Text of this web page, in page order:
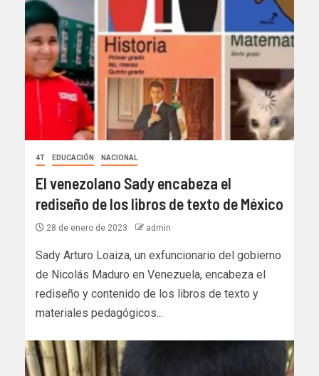
4T EDUCACIÓN NACIONAL
El venezolano Sady encabeza el
rediseño de los libros de texto de México
28 de enero de 2023 admin
Sady Arturo Loaiza, un exfuncionario del gobierno
de Nicolás Maduro en Venezuela, encabeza el
rediseño y contenido de los libros de texto y
materiales pedagógicos...